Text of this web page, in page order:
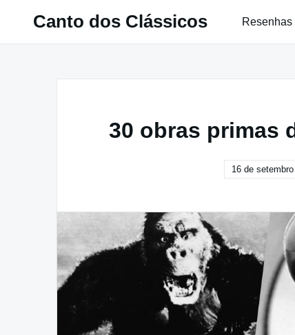
Canto dos Clássicos
30 obras primas
16 de